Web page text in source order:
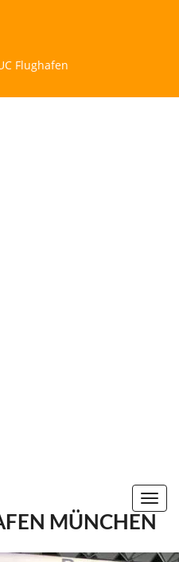
Flughafen
MÜNCHEN